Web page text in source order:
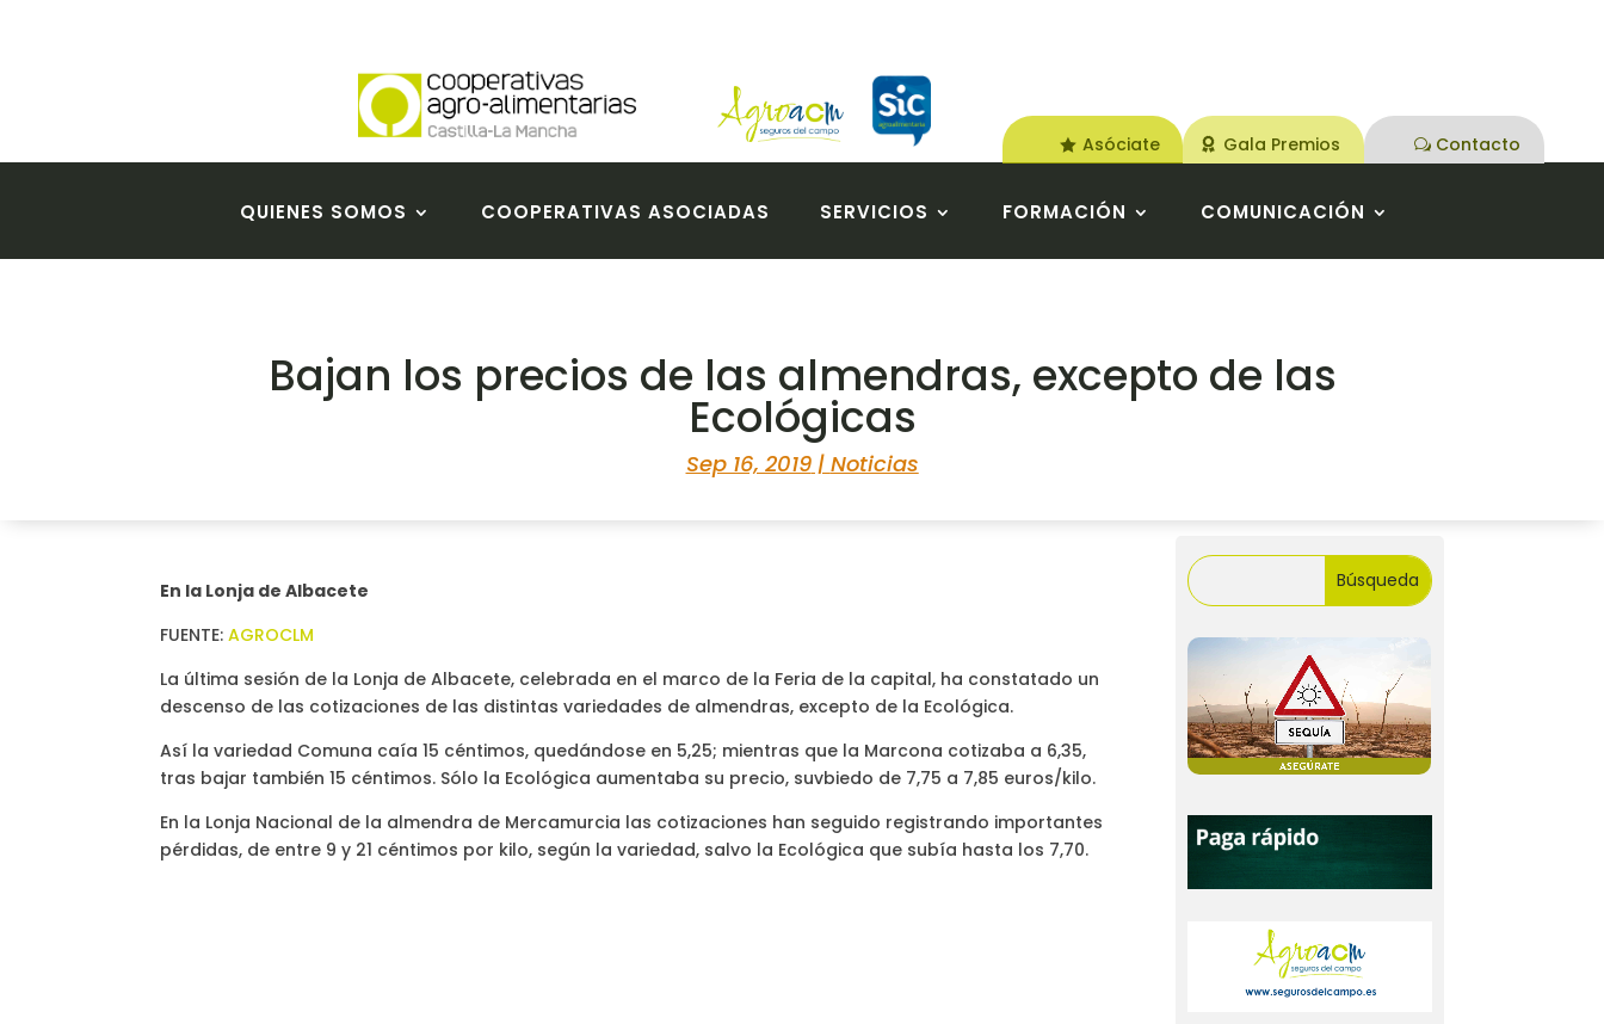
Asóciate Gala Premios Contacto
QUIENES SOMOS COOPERATIVAS ASOCIADAS SERVICIOS FORMACIÓN COMUNICACIÓN
Bajan los precios de las almendras, excepto de las
Ecológicas
Sep 16, 2019| Noticias
En la Lonja de Albacete
FUENTE:AGROCLM
La última sesión de la Lonja de Albacete, celebrada en el marco de la Feria de la capital, ha constatado un
descenso de las cotizaciones de las distintas variedades de almendras, excepto de la Ecológica.
Así la variedad Comuna caía 15 céntimos, quedándose en 5,25; mientras que la Marcona cotizaba a 6,35,
tras bajar también 15 céntimos. Sólo la Ecológica aumentaba su precio, suvbiedo de 7,75 a 7,85 euros/kilo.
En la Lonja Nacional de la almendra de Mercamurcia las cotizaciones han seguido registrando importantes
pérdidas, de entre 9 y 21 céntimos por kilo, según la variedad, salvo la Ecológica que subía hasta los 7,70.